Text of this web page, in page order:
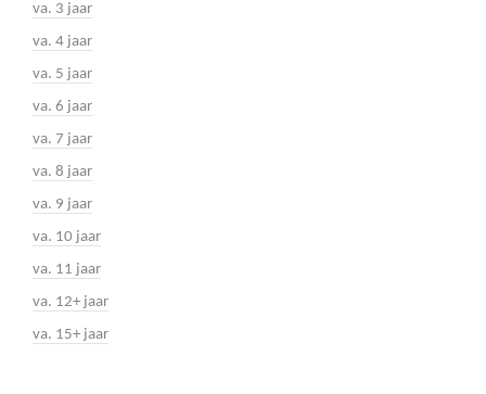
va. 3 jaar
va. 4 jaar
va. 5 jaar
va. 6 jaar
va. 7 jaar
va. 8 jaar
va. 9 jaar
va. 10 jaar
va. 11 jaar
va. 12+ jaar
va. 15+ jaar